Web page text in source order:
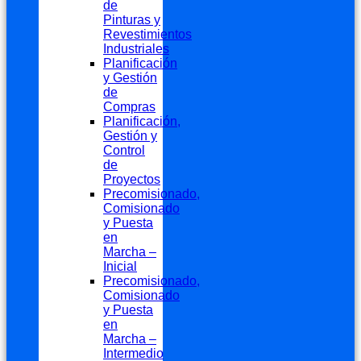
de
Pinturas y
Revestimientos
Industriales
Planificación
y Gestión
de
Compras
Planificación,
Gestión y
Control
de
Proyectos
Precomisionado,
Comisionado
y Puesta
en
Marcha –
Inicial
Precomisionado,
Comisionado
y Puesta
en
Marcha –
Intermedio